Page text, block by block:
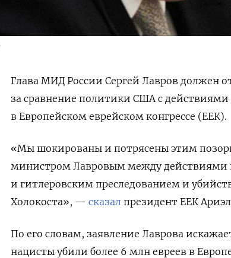
Глава МИД России Сергей Лавров должен
за сравнение политики США с
в Европейском еврейском конгрессе (ЕЕК).
«Мы шокированы и потрясены этим
министром Лавровым между действиями
и гитлеровским преследованием и
Холокоста», — сказал президент ЕЕК
По его словам, заявление Лаврова
нацисты убили более 6 млн евреев в